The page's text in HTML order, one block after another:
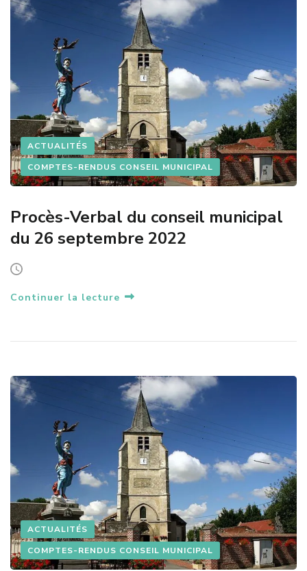
ACTUALITÉS
COMPTES-RENDUS CONSEIL MUNICIPAL
Procès-Verbal du conseil municipal
du 26 septembre 2022
Continuer la lecture
ACTUALITÉS
COMPTES-RENDUS CONSEIL MUNICIPAL